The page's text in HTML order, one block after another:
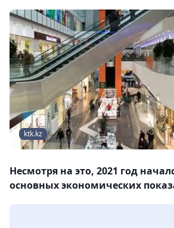
ktk.kz
Несмотря на это, 2021 год
основных экономических